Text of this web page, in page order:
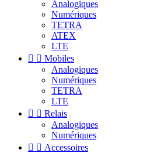
Analogiques
Numériques
TETRA
ATEX
LTE
  Mobiles
Analogiques
Numériques
TETRA
LTE
  Relais
Analogiques
Numériques
  Accessoires